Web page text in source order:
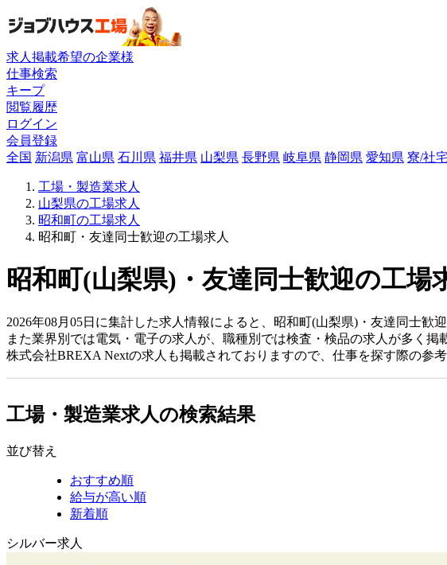
求人掲載希望の企業様
仕事検索
キープ
閲覧履歴
ログイン
会員登録
全国 新潟県 富山県 石川県 福井県 山梨県 長野県 岐阜県 静岡県 愛知県 寮/社
工場・製造業求人
山梨県の工場求人
昭和町の工場求人
昭和町・友達同士歓迎の工場求人
昭和町(山梨県)・友達同士歓迎の工場
2026年08月05日に集計した求人情報によると、昭和町(山梨県)・友達同士歓
また業界別では電気・電子の求人が、職種別では検査・検品の求人が多く掲
株式会社BREXA Nextの求人も掲載されておりますので、仕事を探す際の参
工場・製造業求人の検索結果
並び替え
おすすめ順
給与が高い順
新着順
シルバー求人